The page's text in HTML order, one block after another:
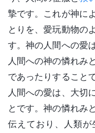
摯です。これが神に
とりを、愛玩動物の
す。神の人間への愛
人間への神の憐れみ
であったりすること
人間への愛は、大切
とです。神の憐れみ
伝えており、人類